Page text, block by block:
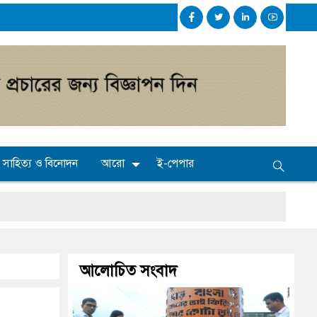
সাহিত্য ও বিনোদন আরো ই-পেপার
আলোচিত সংবাদ